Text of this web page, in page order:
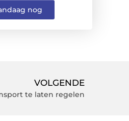
nog
VOLGENDE
te laten regelen